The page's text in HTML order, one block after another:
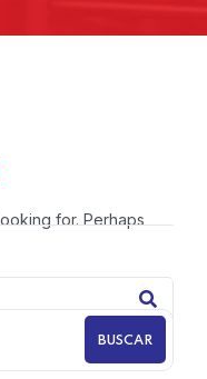
for. Perhaps
BUSCAR